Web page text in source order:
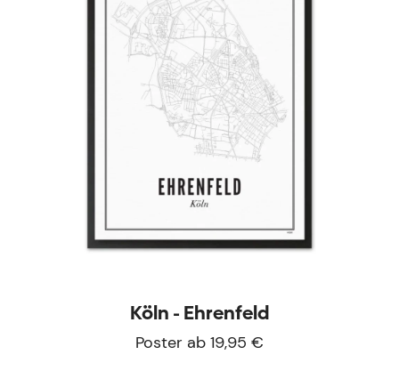
Köln - Ehrenfeld
Poster ab 19,95 €